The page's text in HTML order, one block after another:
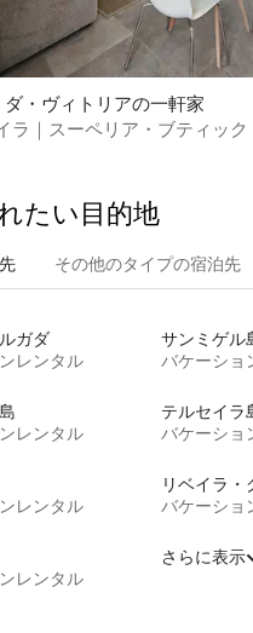
・ヴィトリアの一軒家
ラ｜スーペリア・ブティック
た⁠い目⁠的⁠地
その他のタ⁠イ⁠プ⁠の宿⁠泊⁠先
ガダ
レンタル
サンミゲル
バケーショ
レンタル
テルセイラ
バケーショ
レンタル
リベイラ・
バケーショ
レンタル
さらに表示